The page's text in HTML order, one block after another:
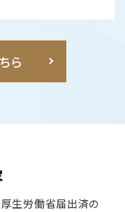
ら
生労働省届出済の